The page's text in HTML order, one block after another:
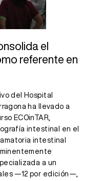
en
el
referente en
del Hospital
ha llevado a
ECOinTAR,
intestinal en el
intestinal
a un
—12 por edición—,